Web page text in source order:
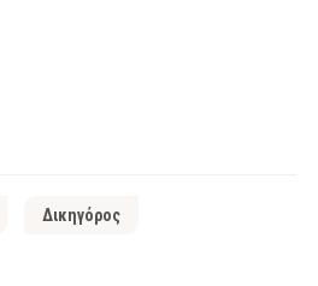
Δικηγόρος